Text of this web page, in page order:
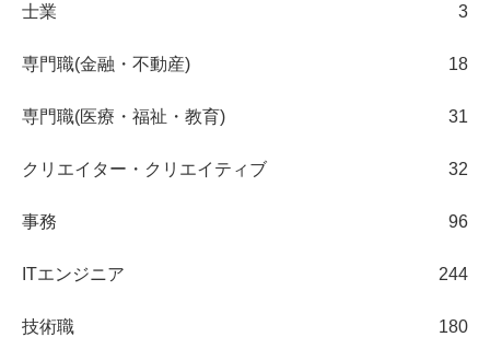
士業 3
専門職(金融・不動産) 18
専門職(医療・福祉・教育) 31
クリエイター・クリエイティブ 32
事務 96
ITエンジニア 244
技術職 180